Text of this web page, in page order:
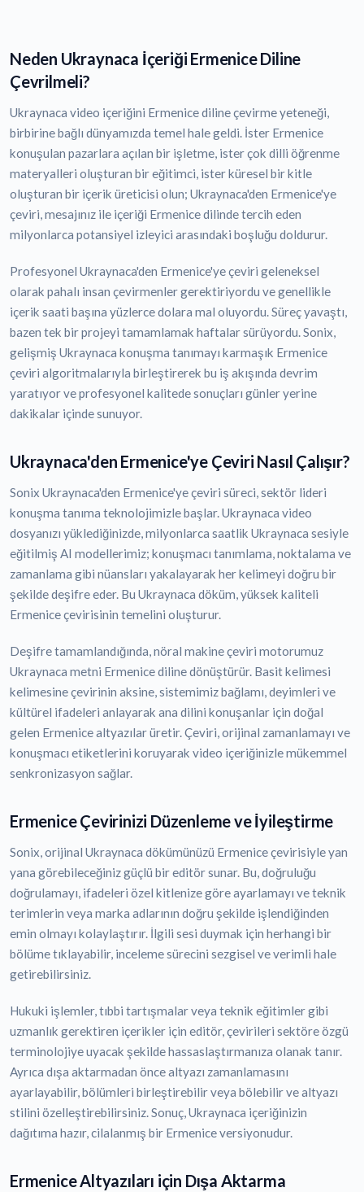
Neden Ukraynaca İçeriği Ermenice Diline
Çevrilmeli?
Ukraynaca video içeriğini Ermenice diline çevirme yeteneği,
birbirine bağlı dünyamızda temel hale geldi. İster Ermenice
konuşulan pazarlara açılan bir işletme, ister çok dilli öğrenme
materyalleri oluşturan bir eğitimci, ister küresel bir kitle
oluşturan bir içerik üreticisi olun; Ukraynaca'den Ermenice'ye
çeviri, mesajınız ile içeriği Ermenice dilinde tercih eden
milyonlarca potansiyel izleyici arasındaki boşluğu doldurur.
Profesyonel Ukraynaca'den Ermenice'ye çeviri geleneksel
olarak pahalı insan çevirmenler gerektiriyordu ve genellikle
içerik saati başına yüzlerce dolara mal oluyordu. Süreç yavaştı,
bazen tek bir projeyi tamamlamak haftalar sürüyordu. Sonix,
gelişmiş Ukraynaca konuşma tanımayı karmaşık Ermenice
çeviri algoritmalarıyla birleştirerek bu iş akışında devrim
yaratıyor ve profesyonel kalitede sonuçları günler yerine
dakikalar içinde sunuyor.
Ukraynaca'den Ermenice'ye Çeviri Nasıl Çalışır?
Sonix Ukraynaca'den Ermenice'ye çeviri süreci, sektör lideri
konuşma tanıma teknolojimizle başlar. Ukraynaca video
dosyanızı yüklediğinizde, milyonlarca saatlik Ukraynaca sesiyle
eğitilmiş AI modellerimiz; konuşmacı tanımlama, noktalama ve
zamanlama gibi nüansları yakalayarak her kelimeyi doğru bir
şekilde deşifre eder. Bu Ukraynaca döküm, yüksek kaliteli
Ermenice çevirisinin temelini oluşturur.
Deşifre tamamlandığında, nöral makine çeviri motorumuz
Ukraynaca metni Ermenice diline dönüştürür. Basit kelimesi
kelimesine çevirinin aksine, sistemimiz bağlamı, deyimleri ve
kültürel ifadeleri anlayarak ana dilini konuşanlar için doğal
gelen Ermenice altyazılar üretir. Çeviri, orijinal zamanlamayı ve
konuşmacı etiketlerini koruyarak video içeriğinizle mükemmel
senkronizasyon sağlar.
Ermenice Çevirinizi Düzenleme ve İyileştirme
Sonix, orijinal Ukraynaca dökümünüzü Ermenice çevirisiyle yan
yana görebileceğiniz güçlü bir editör sunar. Bu, doğruluğu
doğrulamayı, ifadeleri özel kitlenize göre ayarlamayı ve teknik
terimlerin veya marka adlarının doğru şekilde işlendiğinden
emin olmayı kolaylaştırır. İlgili sesi duymak için herhangi bir
bölüme tıklayabilir, inceleme sürecini sezgisel ve verimli hale
getirebilirsiniz.
Hukuki işlemler, tıbbi tartışmalar veya teknik eğitimler gibi
uzmanlık gerektiren içerikler için editör, çevirileri sektöre özgü
terminolojiye uyacak şekilde hassaslaştırmanıza olanak tanır.
Ayrıca dışa aktarmadan önce altyazı zamanlamasını
ayarlayabilir, bölümleri birleştirebilir veya bölebilir ve altyazı
stilini özelleştirebilirsiniz. Sonuç, Ukraynaca içeriğinizin
dağıtıma hazır, cilalanmış bir Ermenice versiyonudur.
Ermenice Altyazıları için Dışa Aktarma